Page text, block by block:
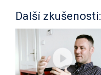
Další zkušenosti: